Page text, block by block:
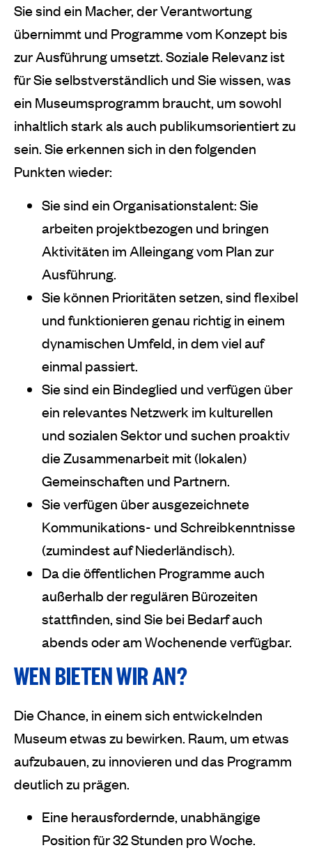
Sie sind ein Macher, der Verantwortung
übernimmt und Programme vom Konzept bis
zur Ausführung umsetzt. Soziale Relevanz ist
für Sie selbstverständlich und Sie wissen, was
ein Museumsprogramm braucht, um sowohl
inhaltlich stark als auch publikumsorientiert zu
sein. Sie erkennen sich in den folgenden
Punkten wieder:
Sie sind ein Organisationstalent: Sie
arbeiten projektbezogen und bringen
Aktivitäten im Alleingang vom Plan zur
Ausführung.
Sie können Prioritäten setzen, sind flexibel
und funktionieren genau richtig in einem
dynamischen Umfeld, in dem viel auf
einmal passiert.
Sie sind ein Bindeglied und verfügen über
ein relevantes Netzwerk im kulturellen
und sozialen Sektor und suchen proaktiv
die Zusammenarbeit mit (lokalen)
Gemeinschaften und Partnern.
Sie verfügen über ausgezeichnete
Kommunikations- und Schreibkenntnisse
(zumindest auf Niederländisch).
Da die öffentlichen Programme auch
außerhalb der regulären Bürozeiten
stattfinden, sind Sie bei Bedarf auch
abends oder am Wochenende verfügbar.
WEN BIETEN WIR AN?
Die Chance, in einem sich entwickelnden
Museum etwas zu bewirken. Raum, um etwas
aufzubauen, zu innovieren und das Programm
deutlich zu prägen.
Eine herausfordernde, unabhängige
Position für 32 Stunden pro Woche.